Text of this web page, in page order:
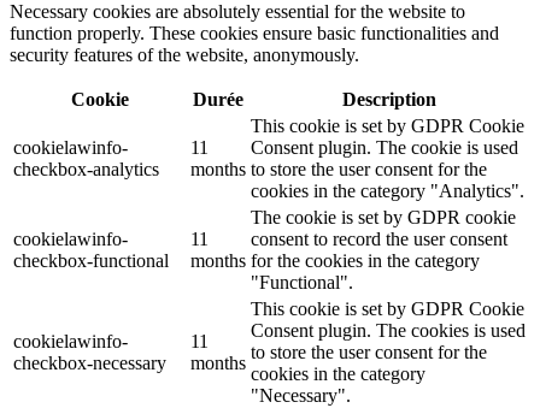
Necessary cookies are absolutely essential for the website to
function properly. These cookies ensure basic functionalities and
security features of the website, anonymously.
Cookie Durée Description
cookielawinfo-
checkbox-analytics
11
months
This cookie is set by GDPR Cookie
Consent plugin. The cookie is used
to store the user consent for the
cookies in the category "Analytics".
cookielawinfo-
checkbox-functional
11
months
The cookie is set by GDPR cookie
consent to record the user consent
for the cookies in the category
"Functional".
cookielawinfo-
checkbox-necessary
11
months
This cookie is set by GDPR Cookie
Consent plugin. The cookies is used
to store the user consent for the
cookies in the category
"Necessary".